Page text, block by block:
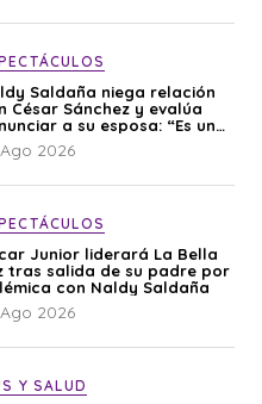
Saldaña niega relación
César Sánchez y evalúa
a su esposa: “Es una
2026
Junior liderará La Bella
tras salida de su padre por
con Naldy Saldaña
2026
Y SALUD